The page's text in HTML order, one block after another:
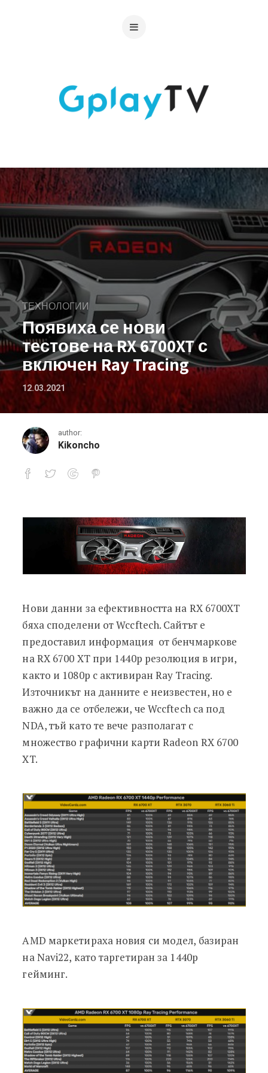
ТЕХНОЛОГИИ
Появиха се нови
тестове на RX 6700XT с
включен Ray Tracing
12.03.2021
author:
Kikoncho
Появиха се нови тестове на RX
Нови данни за ефективността на RX 6700XT
бяха споделени от Wccftech. Сайтът е
предоставил информация от бенчмаркове
на RX 6700 XT при 1440p резолюция в игри,
както и 1080p с активиран Ray Tracing.
Източникът на данните е неизвестен, но е
важно да се отбележи, че Wccftech са под
NDA, тъй като те вече разполагат с
множество графични карти Radeon RX 6700
XT.
AMD маркетираха новия си модел, базиран
на Navi22, като таргетиран за 1440p
гейминг.